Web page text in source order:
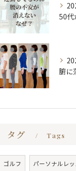
50代
タグ Tags
ゴルフ パーソナルレ